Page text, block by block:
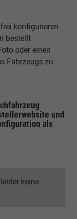
konfigurieren
bestellt
oder einen
Fahrzeugs zu
und
als
keine